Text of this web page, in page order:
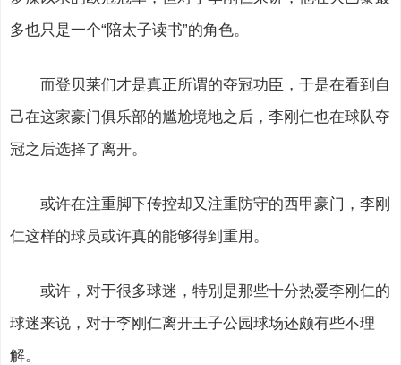
多也只是一个“陪太子读书”的角色。
而登贝莱们才是真正所谓的夺冠功臣，于是在看到自
己在这家豪门俱乐部的尴尬境地之后，李刚仁也在球队夺
冠之后选择了离开。
或许在注重脚下传控却又注重防守的西甲豪门，李刚
仁这样的球员或许真的能够得到重用。
或许，对于很多球迷，特别是那些十分热爱李刚仁的
球迷来说，对于李刚仁离开王子公园球场还颇有些不理
解。